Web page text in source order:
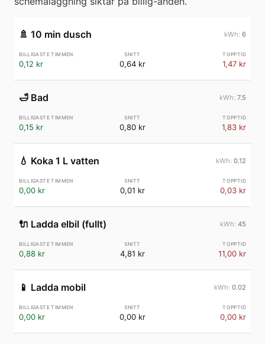
🚿 10 min dusch 6
0,12 kr 0,64 kr 1,47 kr
🛁 Bad 7.5
0,15 kr 0,80 kr 1,83 kr
💧 Koka 1 L vatten 0.12
0,00 kr 0,01 kr 0,03 kr
🔌 Ladda elbil (fullt) 45
0,88 kr 4,81 kr 11,00 kr
📱 Ladda mobil 0.02
0,00 kr 0,00 kr 0,00 kr